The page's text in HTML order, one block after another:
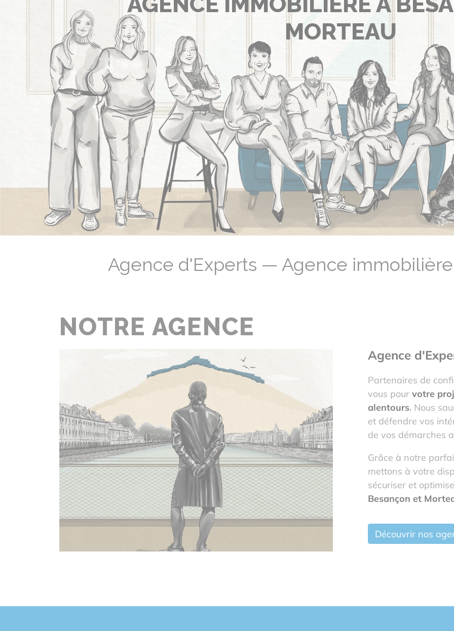
MORTEAU
Agence d'Experts — Agence immobilière
NOTRE AGENCE
Agence
Partenaires de
vous pour votre
alentours. Nous
et défendre vos
de vos démarches
Grâce à notre
mettons à votre
sécuriser et
Besançon et
Découvrir nos